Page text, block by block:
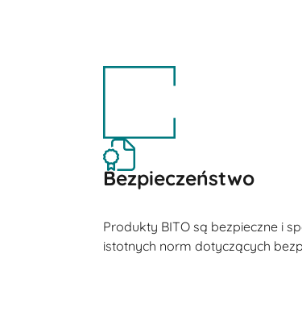
Bezpieczeństwo
Produkty BITO są bezpieczne i
istotnych norm dotyczących